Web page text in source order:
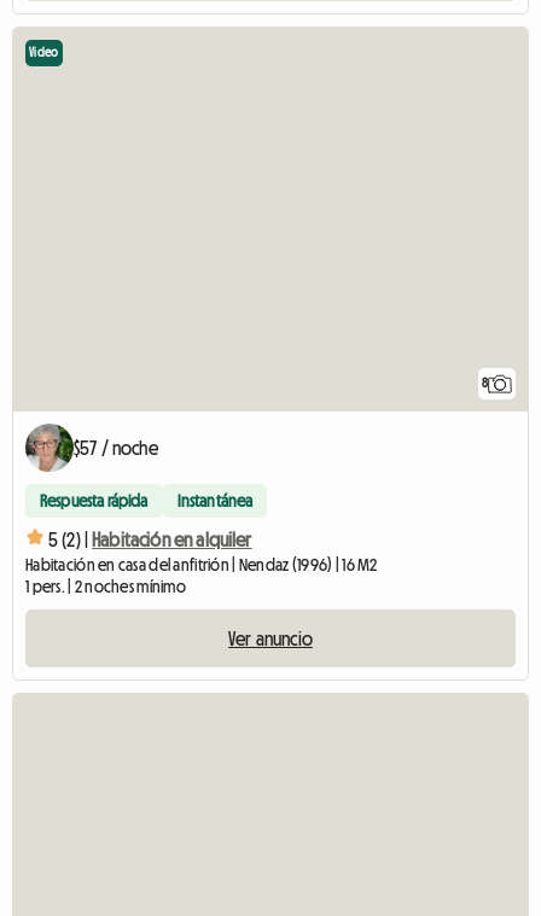
8
Video
$57 / noche
Respuesta rápida Instantánea
5 (2) | Habitación en alquiler
Habitación en casa del anfitrión | Nendaz (1996) | 16 M2
1 pers. | 2 noches mínimo
Ver anuncio